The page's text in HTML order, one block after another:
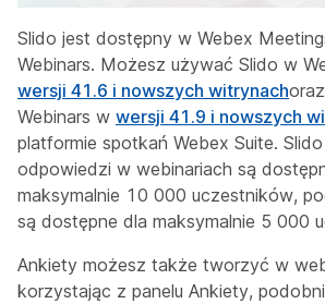
Slido jest dostępny w Webex
Webinars. Możesz używać Slido w
wersji 41.6 i nowszych witrynach
Webinars w wersji 41.9 i nowszych
platformie spotkań Webex Suite.
odpowiedzi w webinariach są
maksymalnie 10 000 uczestników,
są dostępne dla maksymalnie 5 000
Ankiety możesz także tworzyć w
korzystając z panelu Ankiety,